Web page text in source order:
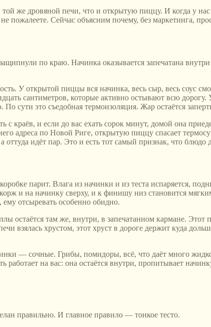
же дровяной печи, что и открытую пиццу. И когда у
пожалеете. Сейчас объясним почему, без маркетинга,
по краю. Начинка оказывается запечатана внутри
У открытой пиццы вся начинка, весь сыр, весь соус
сантиметров, которые активно остывают всю дорогу.
сути это съедобная термоизоляция. Жар остаётся
краёв, и если до вас ехать сорок минут, домой она
адреса по Новой Риге, открытую пиццу спасает
оттуда идёт пар. Это и есть тот самый признак, что
парит. Влага из начинки и из теста испаряется,
и на начинку сверху, и к финишу низ становится
ему отсыревать особенно обидно.
остаётся там же, внутри, в запечатанном кармане. Этот
взялась хрустом, этот хруст в дороге держит куда
— сочные. Грибы, помидоры, всё, что даёт много
на вас: она остаётся внутри, пропитывает
правильно. И главное правило — тонкое тесто.